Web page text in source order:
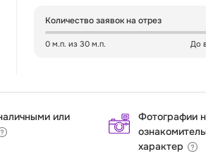
Количество заявок на отрез
0 м.п. из 30 м.п. До
или
Фотографии
характер